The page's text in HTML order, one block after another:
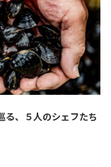
る、５人のシェフたち